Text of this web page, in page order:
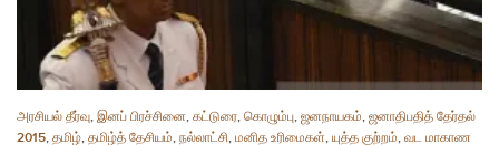
அரசியல் தீர்வு, இனப் பிரச்சினை, கட்டுரை, கொழும்பு, ஜனநாயகம், ஜனாதிபதித் தேர்தல்
2015, தமிழ், தமிழ்த் தேசியம், நல்லாட்சி, மனித உரிமைகள், யுத்த குற்றம், வட மாகாண